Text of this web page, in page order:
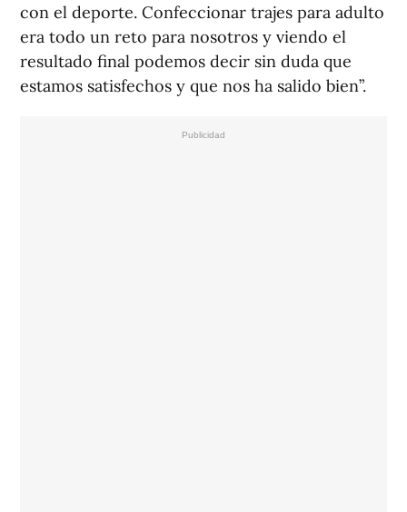
con el deporte. Confeccionar trajes para adulto
era todo un reto para nosotros y viendo el
resultado final podemos decir sin duda que
estamos satisfechos y que nos ha salido bien”.